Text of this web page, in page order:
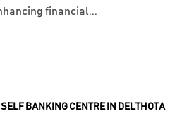
BANKING CENTRE IN DELTHOTA
financial...